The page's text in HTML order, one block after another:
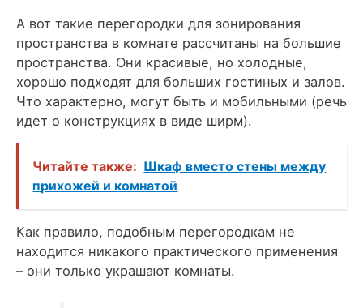
А вот такие перегородки для зонирования
пространства в комнате рассчитаны на большие
пространства. Они красивые, но холодные,
хорошо подходят для больших гостиных и залов.
Что характерно, могут быть и мобильными (речь
идет о конструкциях в виде ширм).
Читайте также: Шкаф вместо стены между
прихожей и комнатой
Как правило, подобным перегородкам не
находится никакого практического применения
– они только украшают комнаты.